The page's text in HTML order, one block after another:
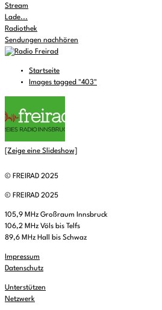
Stream
Lade...
Radiothek
Sendungen nachhören
Startseite
Images tagged "403"
[Zeige eine Slideshow]
© FREIRAD 2025
© FREIRAD 2025
105,9 MHz Großraum Innsbruck
106,2 MHz Völs bis Telfs
89,6 MHz Hall bis Schwaz
Impressum
Datenschutz
Unterstützen
Netzwerk